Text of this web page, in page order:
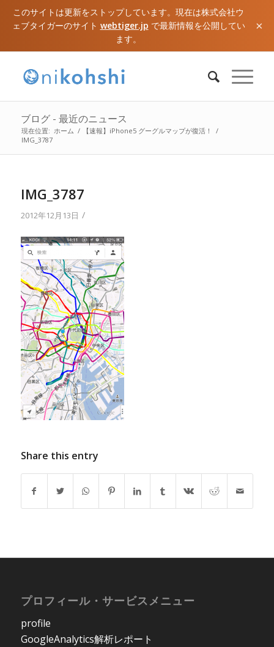
このサイトは更新をストップしています。現在は株式会社ウ
ェブタイガーのサイト webtiger.jp で最新情報を公開してい
ます。
×
ブログ - 最近のニュース
現在位置: ホーム / 【速報】iPhone5 グーグルマップが復活！
/
IMG_3787
IMG_3787
2012年12月13日 /
Share this entry
プロフィール・サービスメニュー
profile
GoogleAnalytics解析レポート